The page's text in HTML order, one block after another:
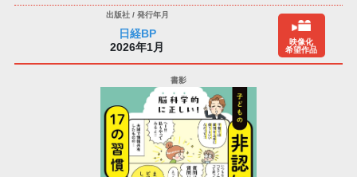
日経BP
2026年1月
映像化
希望作品